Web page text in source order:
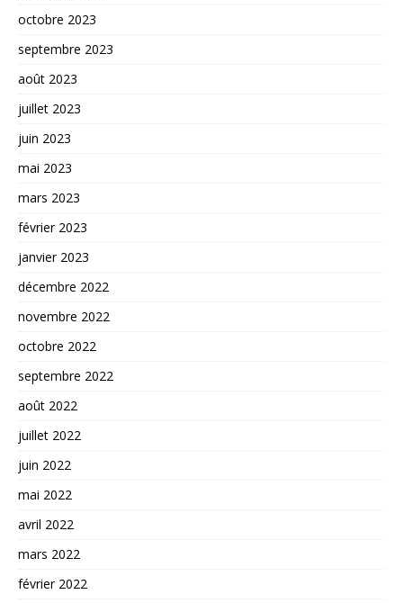
octobre 2023
septembre 2023
août 2023
juillet 2023
juin 2023
mai 2023
mars 2023
février 2023
janvier 2023
décembre 2022
novembre 2022
octobre 2022
septembre 2022
août 2022
juillet 2022
juin 2022
mai 2022
avril 2022
mars 2022
février 2022